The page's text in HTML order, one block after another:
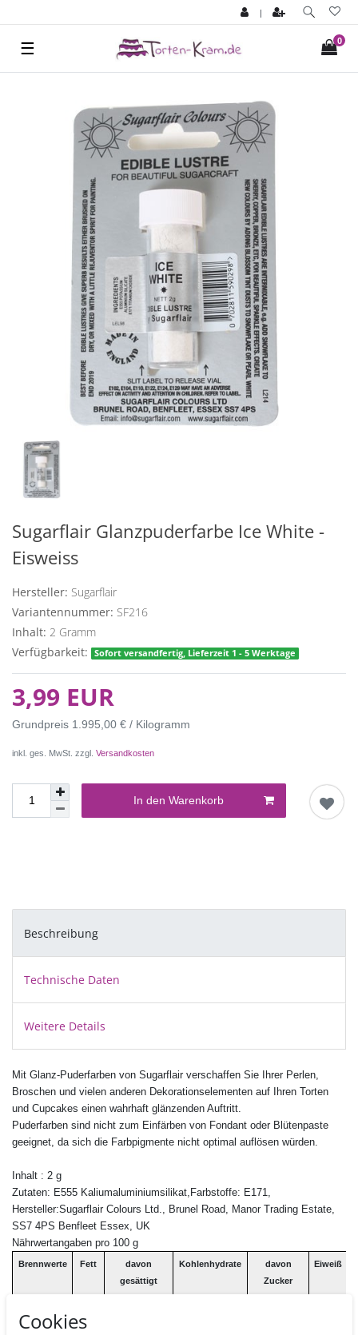
|
0
☰
Sugarflair Glanzpuderfarbe Ice White -
Eisweiss
Hersteller: Sugarflair
Variantennummer: SF216
Inhalt: 2 Gramm
Verfügbarkeit:
Sofort versandfertig, Lieferzeit 1 - 5 Werktage
3,99 EUR
Grundpreis 1.995,00 € / Kilogramm
inkl. ges. MwSt. zzgl. Versandkosten
In den Warenkorb
Beschreibung
Technische Daten
Weitere Details
Mit Glanz-Puderfarben von Sugarflair verschaffen Sie Ihrer Perlen,
Broschen und vielen anderen Dekorationselementen auf Ihren Torten
und Cupcakes einen wahrhaft glänzenden Auftritt.
Puderfarben sind nicht zum Einfärben von Fondant oder Blütenpaste
geeignet, da sich die Farbpigmente nicht optimal auflösen würden.
Inhalt : 2 g
Zutaten: E555 Kaliumaluminiumsilikat, Farbstoffe: E171,
Hersteller:Sugarflair Colours Ltd., Brunel Road, Manor Trading Estate,
SS7 4PS Benfleet Essex, UK
Nährwertangaben pro 100 g
Brennwerte Fett
davon
gesättigt
Kohlenhydrate
davon
Zucker
Eiweiß
0 kj / 0 kcal
Cookies